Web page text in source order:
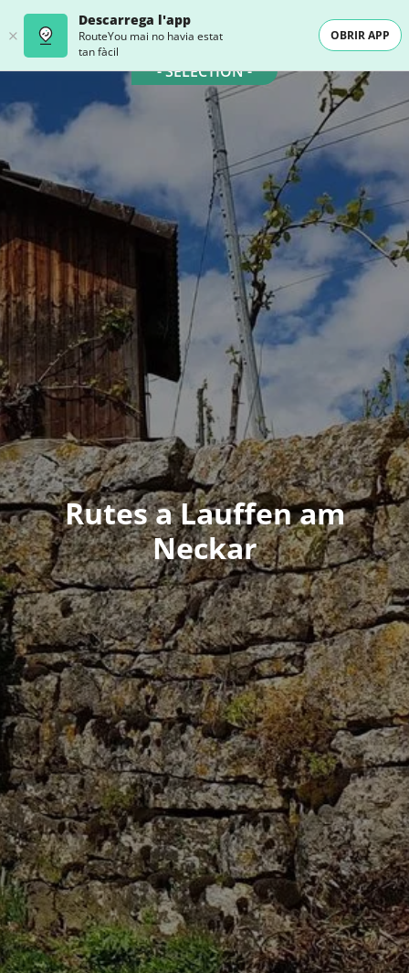
Descarrega l'app
RouteYou mai no havia estat
tan fàcil
OBRIR APP
- SELECTION -
Rutes a Lauffen am
Neckar